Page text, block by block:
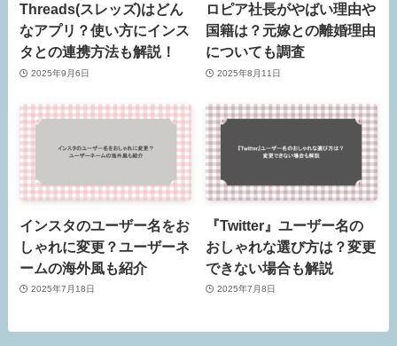
Threads(スレッズ)はどん
なアプリ？使い方にインス
タとの連携方法も解説！
2025年9月6日
ロピア社長がやばい理由や
国籍は？元嫁との離婚理由
についても調査
2025年8月11日
インスタのユーザー名をお
しゃれに変更？ユーザーネ
ームの海外風も紹介
2025年7月18日
『Twitter』ユーザー名の
おしゃれな選び方は？変更
できない場合も解説
2025年7月8日